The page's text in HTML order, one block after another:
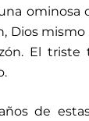
Dios
El
de